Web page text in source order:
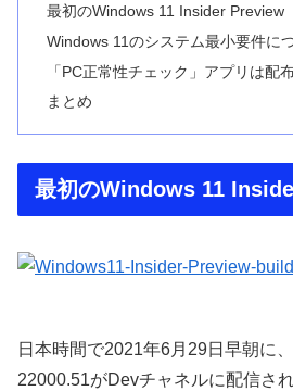
最初のWindows 11 Insider Preview
Windows 11のシステム最小要件に
「PC正常性チェック」アプリは配
まとめ
最初のWindows 11
日本時間で2021年6月29日早朝に
22000.51がDevチャネルに配信され